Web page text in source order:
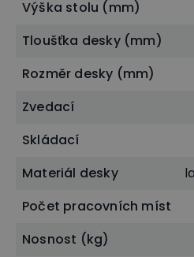
hliníku.
Stabilita a odolnost
Kancelářský stůl MIRELLI je
podnoží doplněném o
díky tomu působí v
Tloušťka podélných noh
každodenním užívání stolu.
Všechny hrany jsou olepeny
Výška stolu (mm)
Tloušťka desky (mm)
Rozměr desky (mm)
Zvedací
Skládací
Materiál desky
Počet pracovních míst
Nosnost (kg)